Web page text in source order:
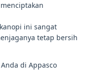
ini sangat
tetap bersih
di Appasco